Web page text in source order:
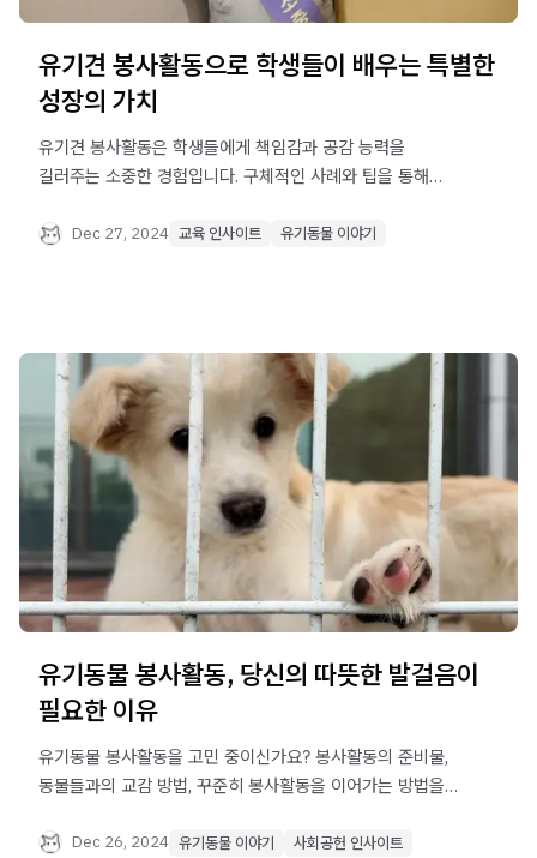
유기견 봉사활동으로 학생들이 배우는 특별한
성장의 가치
유기견 봉사활동은 학생들에게 책임감과 공감 능력을
길러주는 소중한 경험입니다. 구체적인 사례와 팁을 통해
Dec 27, 2024 교육 인사이트 유기동물 이야기
유기동물 봉사활동, 당신의 따뜻한 발걸음이
필요한 이유
유기동물 봉사활동을 고민 중이신가요? 봉사활동의 준비물,
동물들과의 교감 방법, 꾸준히 봉사활동을 이어가는 방법을
Dec 26, 2024 유기동물 이야기 사회공헌 인사이트